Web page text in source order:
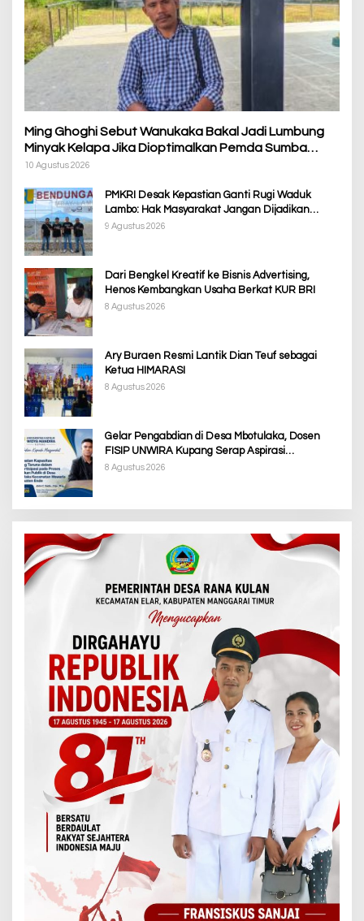
Ming Ghoghi Sebut Wanukaka Bakal Jadi Lumbung
Minyak Kelapa Jika Dioptimalkan Pemda Sumba
Barat
10 Agustus 2026
PMKRI Desak Kepastian Ganti Rugi Waduk
Lambo: Hak Masyarakat Jangan Dijadikan
Korban Pembangunan PSN
9 Agustus 2026
Dari Bengkel Kreatif ke Bisnis Advertising,
Henos Kembangkan Usaha Berkat KUR BRI
8 Agustus 2026
Ary Buraen Resmi Lantik Dian Teuf sebagai
Ketua HIMARASI
8 Agustus 2026
Gelar Pengabdian di Desa Mbotulaka, Dosen
FISIP UNWIRA Kupang Serap Aspirasi
Masyarakat & Penguatan Kapasitas Karang
8 Agustus 2026